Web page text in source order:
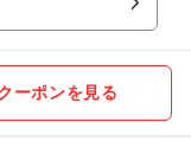
ーポンを見る